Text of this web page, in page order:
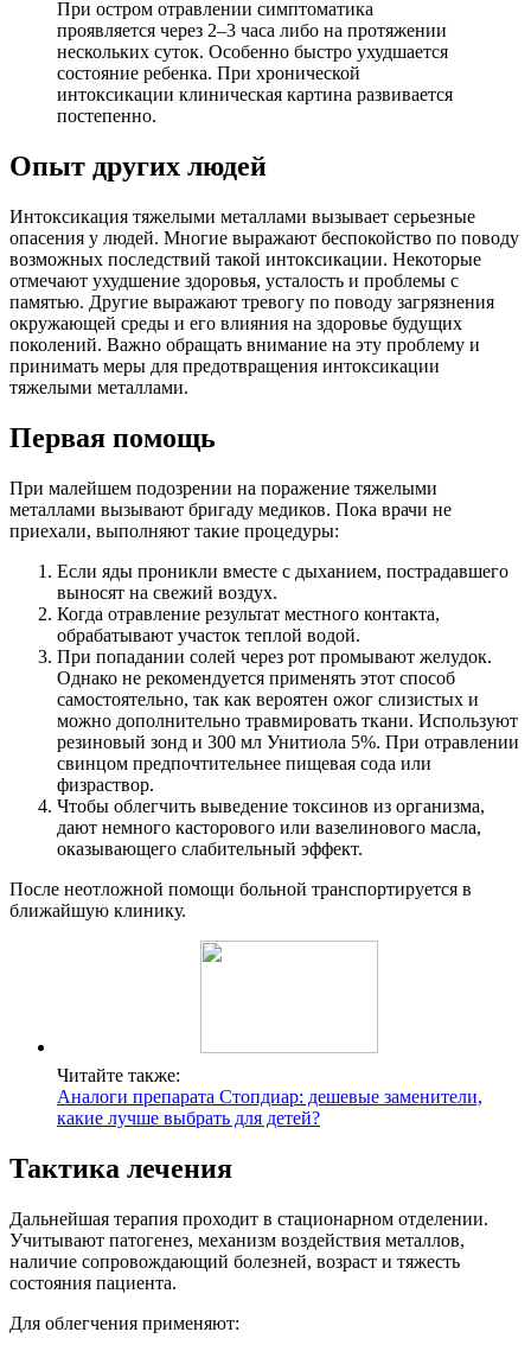
При остром отравлении симптоматика
проявляется через 2–3 часа либо на протяжении
нескольких суток. Особенно быстро ухудшается
состояние ребенка. При хронической
интоксикации клиническая картина развивается
постепенно.
Опыт других людей
Интоксикация тяжелыми металлами вызывает серьезные
опасения у людей. Многие выражают беспокойство по поводу
возможных последствий такой интоксикации. Некоторые
отмечают ухудшение здоровья, усталость и проблемы с
памятью. Другие выражают тревогу по поводу загрязнения
окружающей среды и его влияния на здоровье будущих
поколений. Важно обращать внимание на эту проблему и
принимать меры для предотвращения интоксикации
тяжелыми металлами.
Первая помощь
При малейшем подозрении на поражение тяжелыми
металлами вызывают бригаду медиков. Пока врачи не
приехали, выполняют такие процедуры:
Если яды проникли вместе с дыханием, пострадавшего
выносят на свежий воздух.
Когда отравление результат местного контакта,
обрабатывают участок теплой водой.
При попадании солей через рот промывают желудок.
Однако не рекомендуется применять этот способ
самостоятельно, так как вероятен ожог слизистых и
можно дополнительно травмировать ткани. Используют
резиновый зонд и 300 мл Унитиола 5%. При отравлении
свинцом предпочтительнее пищевая сода или
физраствор.
Чтобы облегчить выведение токсинов из организма,
дают немного касторового или вазелинового масла,
оказывающего слабительный эффект.
После неотложной помощи больной транспортируется в
ближайшую клинику.
Читайте также:
Аналоги препарата Стопдиар: дешевые заменители,
какие лучше выбрать для детей?
Тактика лечения
Дальнейшая терапия проходит в стационарном отделении.
Учитывают патогенез, механизм воздействия металлов,
наличие сопровождающий болезней, возраст и тяжесть
состояния пациента.
Для облегчения применяют: